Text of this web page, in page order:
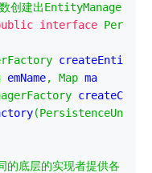
创建出EntityManage
interface Per
createEnti
emName, Map ma
createC
(PersistenceUn
的底层的实现者提供各